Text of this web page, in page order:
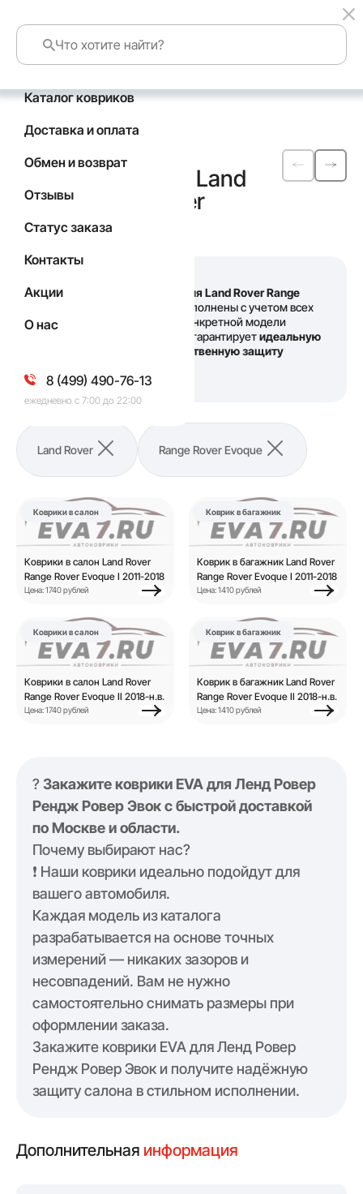
Каталог ковриков
Доставка и оплата
Обмен и возврат
Отзывы
Статус заказа
Контакты
Акции
О нас
8 (499) 490-76-13
ежедневно с 7:00 до 22:00
Автомобильные
коврикиEVA
для Land
Rover Range Rover
Evoque
коврики для Land Rover Range
выполнены с учетом всех
особенностей конкретной модели
автомобиля, что гарантируетидеальную
посадку и качественную защиту
Land Rover Range Rover Evoque
Коврики в салон
Коврики в салон Land Rover
Range Rover Evoque I 2011-2018
Цена: 1740 рублей
Коврик в багажник
Коврик в багажник Land Rover
Range Rover Evoque I 2011-2018
Цена: 1410 рублей
Коврики в салон
Коврики в салон Land Rover
Range Rover Evoque II 2018-н.в.
Цена: 1740 рублей
Коврик в багажник
Коврик в багажник Land Rover
Range Rover Evoque II 2018-н.в.
Цена: 1410 рублей
?Закажите коврики EVA для Ленд Ровер
Рендж Ровер Эвок с быстрой доставкой
по Москве и области.
Почему выбирают нас?
❗️ Наши коврики идеально подойдут для
вашего автомобиля.
Каждая модель из каталога
разрабатывается на основе точных
измерений — никаких зазоров и
несовпадений. Вам не нужно
самостоятельно снимать размеры при
оформлении заказа.
Закажите коврики EVA для Ленд Ровер
Рендж Ровер Эвок и получите надёжную
защиту салона в стильном исполнении.
Дополнительная информация